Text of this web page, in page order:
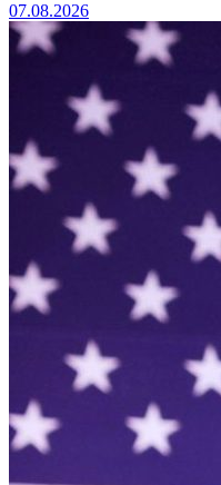
07.08.2026